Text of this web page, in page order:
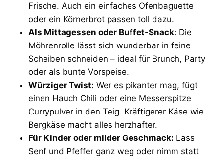
Frische. Auch ein einfaches Ofenbaguette
oder ein Körnerbrot passen toll dazu.
Als Mittagessen oder Buffet-Snack: Die
Möhrenrolle lässt sich wunderbar in feine
Scheiben schneiden – ideal für Brunch, Party
oder als bunte Vorspeise.
Würziger Twist: Wer es pikanter mag, fügt
einen Hauch Chili oder eine Messerspitze
Currypulver in den Teig. Kräftigerer Käse wie
Bergkäse macht alles herzhafter.
Für Kinder oder milder Geschmack: Lass
Senf und Pfeffer ganz weg oder nimm statt